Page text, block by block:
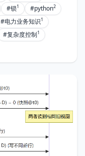
#锁1 #python2
#电力业务知识1
#复杂度控制1